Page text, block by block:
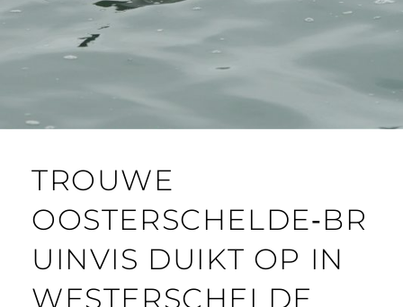
TROUWE
OOSTERSCHELDE‑BR
UINVIS DUIKT OP IN
WESTERSCHELDE